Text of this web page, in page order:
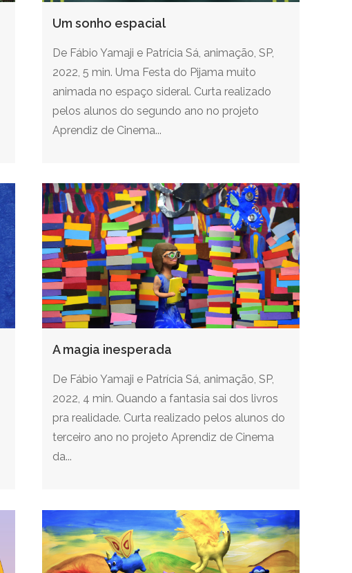
Um sonho espacial
De Fábio Yamaji e Patrícia Sá, animação, SP,
2022, 5 min. Uma Festa do Pijama muito
animada no espaço sideral. Curta realizado
pelos alunos do segundo ano no projeto
Aprendiz de Cinema...
A magia inesperada
De Fábio Yamaji e Patrícia Sá, animação, SP,
2022, 4 min. Quando a fantasia sai dos livros
pra realidade. Curta realizado pelos alunos do
terceiro ano no projeto Aprendiz de Cinema
da...